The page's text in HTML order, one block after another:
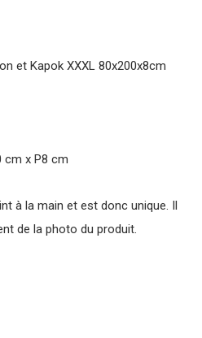
et Kapok XXXL 80x200x8cm
cm x P8 cm
à la main et est donc unique. Il
de la photo du produit.